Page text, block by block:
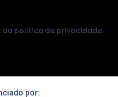
da política de privacidade.
por: